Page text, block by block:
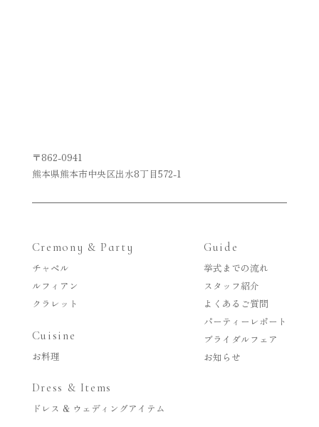
〒862-0941
熊本県熊本市中央区出水8丁目572-1
Cremony & Party
チャペル
ルフィアン
クラレット
Cuisine
お料理
Dress & Items
ドレス & ウェディングアイテム
Guide
挙式までの流れ
スタッフ紹介
よくあるご質問
パーティーレポート
ブライダルフェア
お知らせ